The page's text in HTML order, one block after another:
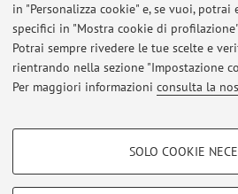
in "Personalizza cookie" e, se vuoi, potrai
specifici in "Mostra cookie di
Potrai sempre rivedere le tue scelte e
rientrando nella sezione "Impostazione
Per maggiori informazioni consulta la
COOKIE DI PROFILAZIONE -
SOLO COOKIE
Ultimi avvisi
Al momento non sono
Area riservata
Accedi tramiteloginper gestire tutti i